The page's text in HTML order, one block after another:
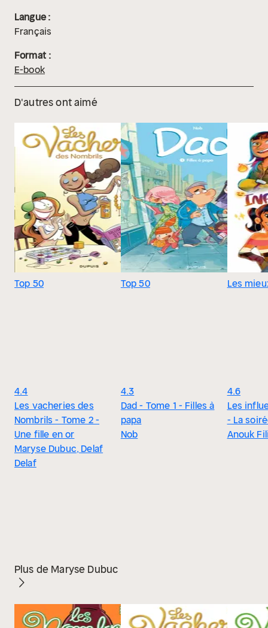
Langue :
Français
Format :
E-book
D'autres ont aimé
Top 50
4.4
Les vacheries des
Nombrils - Tome 2 -
Une fille en or
Maryse Dubuc, Delaf
Delaf
Top 50
4.3
Dad - Tome 1 - Filles à
papa
Nob
Les
4.6
Les
- La
Anouk
Plus de Maryse Dubuc